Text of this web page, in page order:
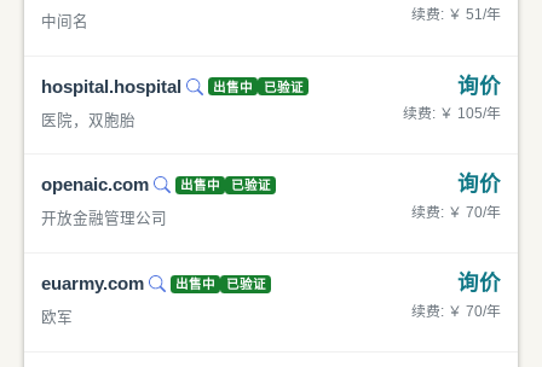
中间名 续费: ￥ 51/年
hospital.hospital 出售中 已验证
医院，双胞胎
询价
续费: ￥ 105/年
openaic.com 出售中 已验证
开放金融管理公司
询价
续费: ￥ 70/年
euarmy.com 出售中 已验证
欧军
询价
续费: ￥ 70/年